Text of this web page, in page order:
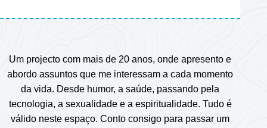
Um projecto com mais de 20 anos, onde apresento e
abordo assuntos que me interessam a cada momento
da vida. Desde humor, a saúde, passando pela
tecnologia, a sexualidade e a espiritualidade. Tudo é
válido neste espaço. Conto consigo para passar um